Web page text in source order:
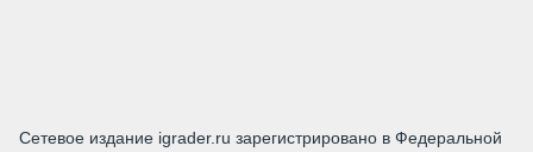
Сетевое издание igrader.ru зарегистрировано в Федеральной